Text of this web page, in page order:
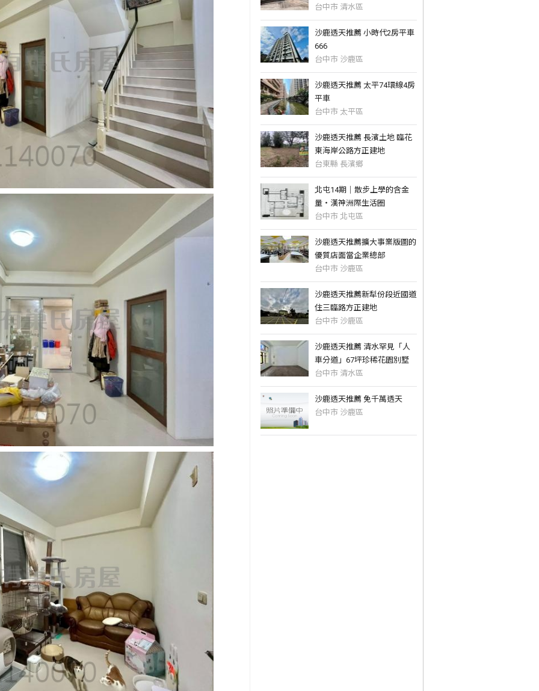
台中市 清水區
沙鹿透天推薦 小時代2房平車
666
台中市 沙鹿區
沙鹿透天推薦 太平74環線4房
平車
台中市 太平區
沙鹿透天推薦 長濱土地 臨花
東海岸公路方正建地
台東縣 長濱鄉
北屯14期｜散步上學的含金
量・漢神洲際生活圈
台中市 北屯區
沙鹿透天推薦擴大事業版圖的
優質店面當企業總部
台中市 沙鹿區
沙鹿透天推薦新犁份段近國道
住三臨路方正建地
台中市 沙鹿區
沙鹿透天推薦 清水罕見「人
車分道」67坪珍稀花園別墅
台中市 清水區
沙鹿透天推薦 免千萬透天
台中市 沙鹿區